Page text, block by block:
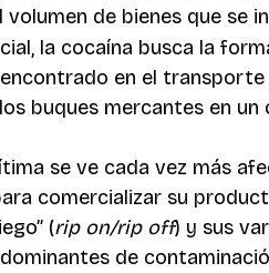
de bienes que se
la cocaína busca la
en el
buques mercantes en
se ve cada vez más
comercializar su
(rip on/rip off) y sus
de